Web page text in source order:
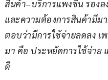
สินค้า–บริการแพงขึ้น รอง
และความต้องการสินค้ามี
ตอบว่ามีการใช้จ่ายลดลง เ
มา คือ ประหยัดการใช้จ่าย
ดี